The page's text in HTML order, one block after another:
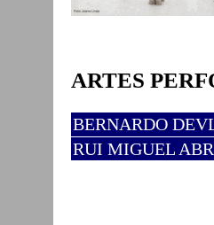
ARTES
BERNARDO
RUI MIGUEL